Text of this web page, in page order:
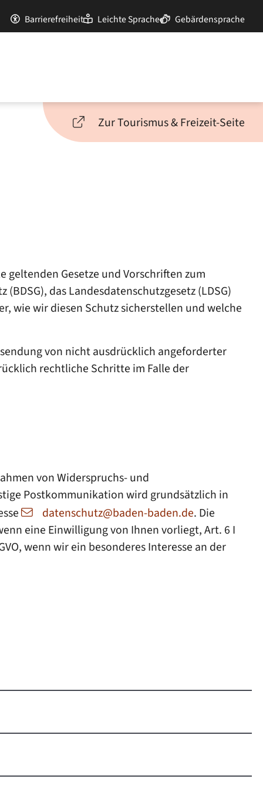
Barrierefreiheit Leichte Sprache Gebärdensprache
Zur Tourismus & Freizeit-Seite
Gesetze und Vorschriften zum
das Landesdatenschutzgesetz (LDSG)
wie wir diesen Schutz sicherstellen und welche
von nicht ausdrücklich angeforderter
rechtliche Schritte im Falle der
von Widerspruchs- und
Postkommunikation wird grundsätzlich in
datenschutz@baden-baden.de. Die
eine Einwilligung von Ihnen vorliegt, Art. 6 I
wenn wir ein besonderes Interesse an der